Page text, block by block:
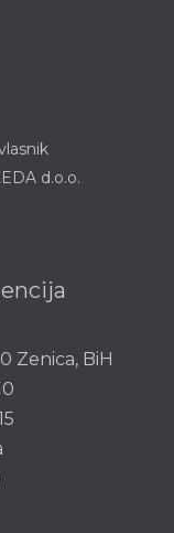
d.o.o.
Zenica, BiH